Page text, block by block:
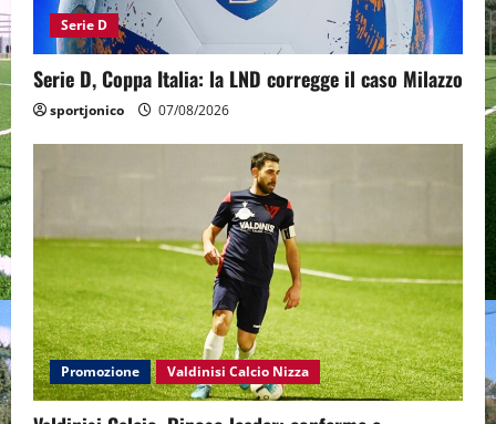
Serie D
Serie D, Coppa Italia: la LND corregge il caso Milazzo
sportjonico 07/08/2026
Promozione Valdinisi Calcio Nizza